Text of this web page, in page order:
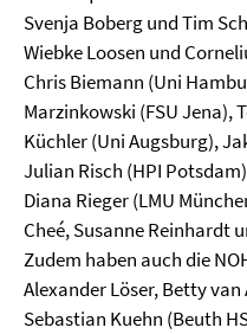
Svenja Boberg und Tim
Wiebke Loosen und
Chris Biemann (Uni
Marzinkowski (FSU Jena),
Küchler (Uni Augsburg),
Julian Risch (HPI
Diana Rieger (LMU
Cheé, Susanne Reinhardt
Zudem haben auch die
Alexander Löser, Betty
Sebastian Kuehn (Beuth